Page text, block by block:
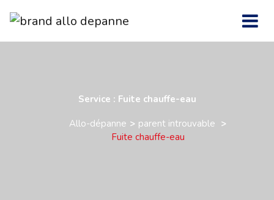
Service : Fuite chauffe-eau
Allo-dépanne
parent introuvable
Fuite chauffe-eau